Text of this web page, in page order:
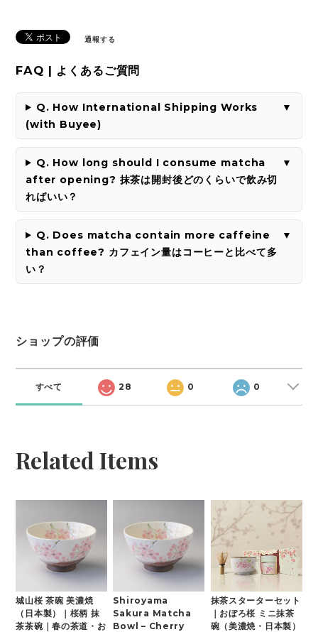
通報する
FAQ | よくあるご質問
Q. How International Shipping Works
(with Buyee)
Q. How long should I consume matcha
after opening? 抹茶は開封後どのくらいで飲み切
ればいい？
Q. Does matcha contain more caffeine
than coffee? カフェイン量はコーヒーと比べて多
い？
ショップの評価
すべて 28 0 0
Related Items
城山桜 茶碗 美濃焼
（日本製）｜桜柄 抹
茶茶碗｜春の茶道・お
Shiroyama
Sakura Matcha
Bowl – Cherry
抹茶スターターセット
｜おぼろ桜 ミニ抹茶
碗（美濃焼・日本製）